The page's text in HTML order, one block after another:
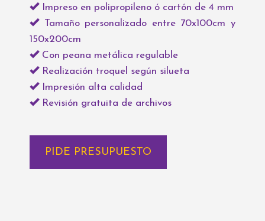
Impreso en polipropileno ó cartón de 4 mm
Tamaño personalizado entre 70x100cm y
150x200cm
Con peana metálica regulable
Realización troquel según silueta
Impresión alta calidad
Revisión gratuita de archivos
PIDE PRESUPUESTO